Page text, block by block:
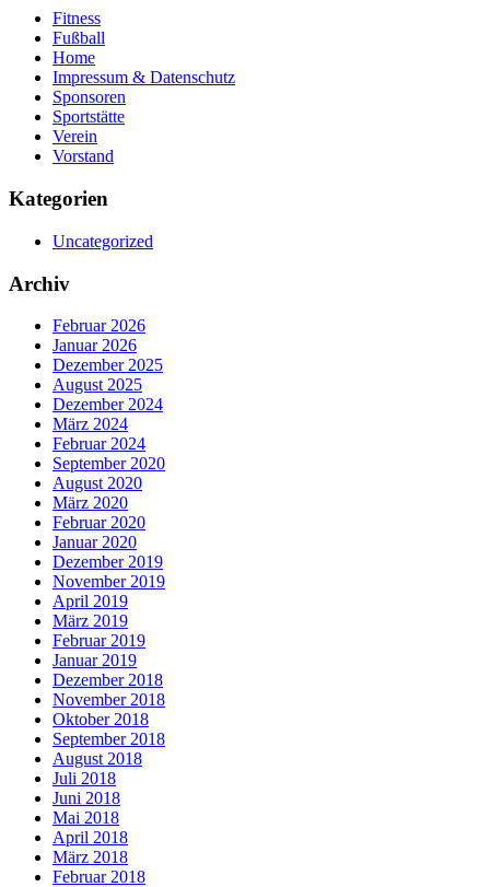
Fitness
Fußball
Home
Impressum & Datenschutz
Sponsoren
Sportstätte
Verein
Vorstand
Kategorien
Uncategorized
Archiv
Februar 2026
Januar 2026
Dezember 2025
August 2025
Dezember 2024
März 2024
Februar 2024
September 2020
August 2020
März 2020
Februar 2020
Januar 2020
Dezember 2019
November 2019
April 2019
März 2019
Februar 2019
Januar 2019
Dezember 2018
November 2018
Oktober 2018
September 2018
August 2018
Juli 2018
Juni 2018
Mai 2018
April 2018
März 2018
Februar 2018